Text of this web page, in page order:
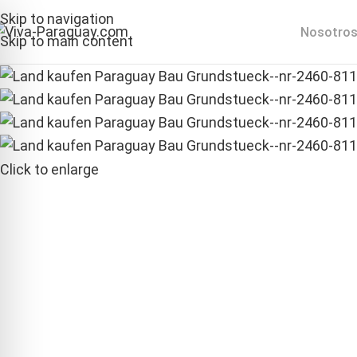
Skip to navigation
Skip to main content
Nosotros
Sold out
Click to enlarge